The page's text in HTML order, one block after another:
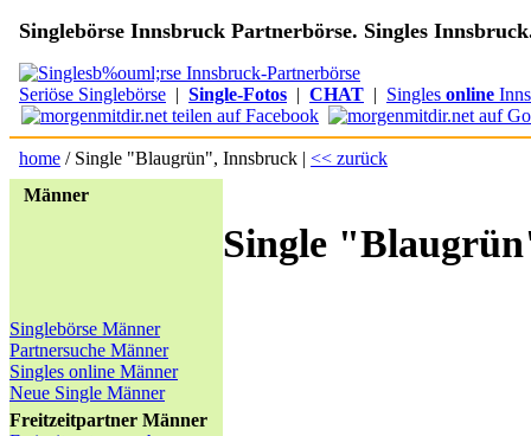
Singlebörse Innsbruck Partnerbörse. Singles
Seriöse Singlebörse | Single-Fotos | CHAT | Singles online
home / Single "Blaugrün", Innsbruck | << zurück
Männer
Singlebörse Männer
Partnersuche Männer
Singles online Männer
Neue Single Männer
Freitzeitpartner Männer
Single